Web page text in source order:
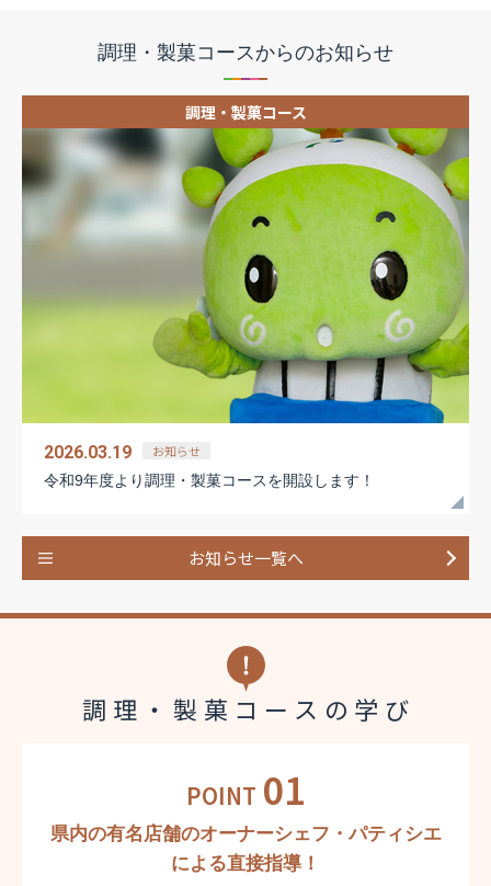
調理・製菓コースからのお知らせ
2026.03.19
お知らせ
令和9年度より調理・製菓コースを開設します！
調理・製菓コース
お知らせ一覧へ
調理・製菓コースの学び
POINT 01
県内の有名店舗のオーナーシェフ・パティシエ
による直接指導！